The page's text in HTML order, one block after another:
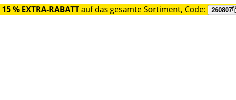
15 % EXTRA-RABATTauf das gesamte Sortiment, Code: 260807